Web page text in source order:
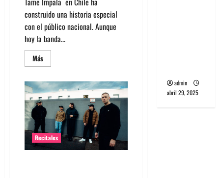
construido una historia especial
con el público nacional. Aunque
hoy la banda...
MásLeer
más
Tame
Impala
en
Chile:
La
historia
especial
con
el
público
Recitales
admin
abril 29, 2025